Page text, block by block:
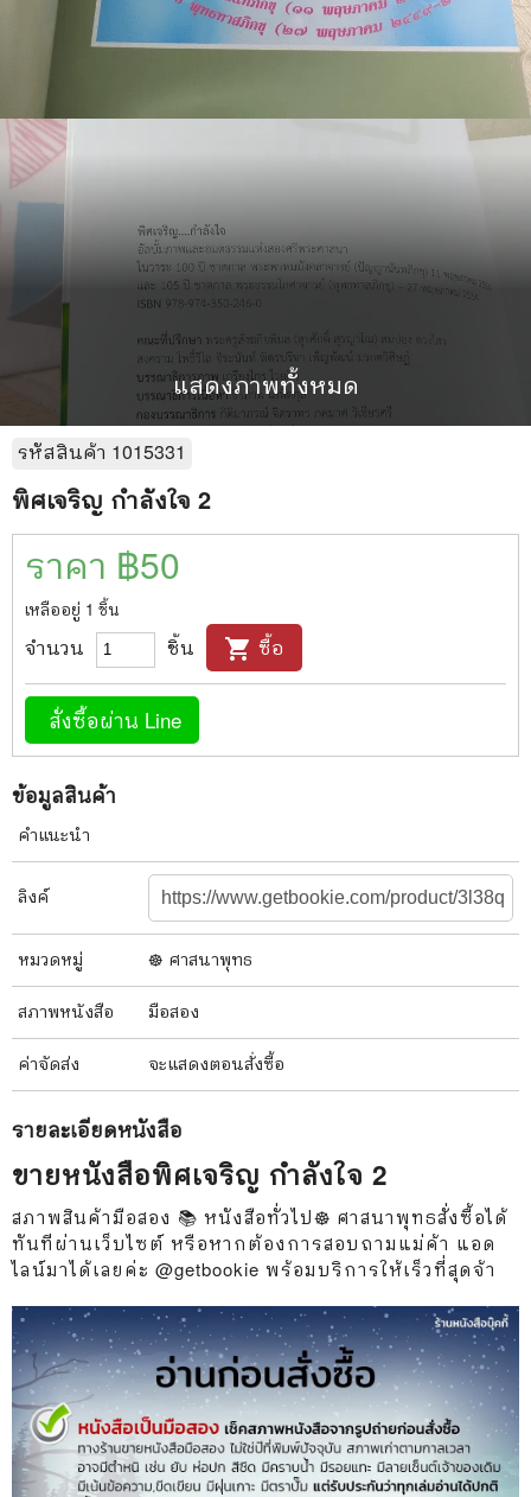
แสดงภาพทั้งหมด
รหัสสินค้า 1015331
พิศเจริญ กำลังใจ 2
ราคา ฿50
เหลืออยู่ 1 ชิ้น
จำนวน ชิ้น shopping_cart ซื้อ
สั่งซื้อผ่าน Line
ข้อมูลสินค้า
คำแนะนำ
ลิงค์
หมวดหมู่ ☸️ ศาสนาพุทธ
สภาพหนังสือ มือสอง
ค่าจัดส่ง จะแสดงตอนสั่งซื้อ
รายละเอียดหนังสือ
ขายหนังสือพิศเจริญ กำลังใจ 2
สภาพสินค้ามือสอง 📚 หนังสือทั่วไป☸️ ศาสนาพุทธสั่งซื้อได้
ทันทีผ่านเว็บไซต์ หรือหากต้องการสอบถามแม่ค้า แอด
ไลน์มาได้เลยค่ะ @getbookie พร้อมบริการให้เร็วที่สุดจ้า